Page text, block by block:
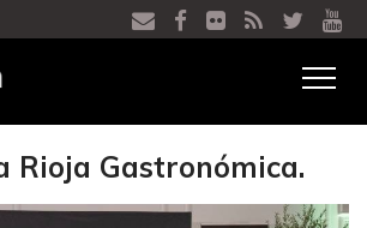
Ver
menú
Rioja Gastronómica.